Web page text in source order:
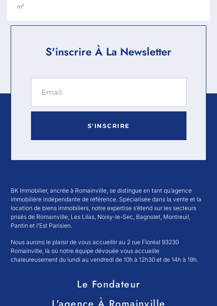
m²
S'inscrire À La Newsletter
S'INSCRIRE
BK Immobilier, ancrée à Romainville, se distingue en tant qu’agence
immobilière indépendante de référence. Spécialisée dans la vente et la
location de biens immobiliers, notre expertise s’étend sur les secteurs
prisés de Romainville, Les Lilas, Noisy-le-Sec, Bagnolet, Montreuil,
Pantin et l’Est Parisien.
Nous aurons le plaisir de vous accueillir au 2 rue Floréal 93230
Romainville, là où notre équipe dévouée vous accueille
chaleureusement du lundi au vendredi de 10h à 12h30 et de 14h à 19h.
Le Fondateur